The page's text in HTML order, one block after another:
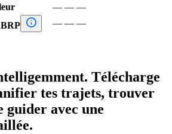
— — —
 — — —
Télécharge
tes trajets, trouver
guider avec une